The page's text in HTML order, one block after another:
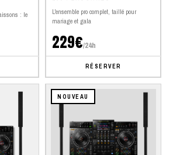
: le
L'ensemble pro complet, taillé pour
mariage et gala
229€/24h
RÉSERVER
NOUVEAU